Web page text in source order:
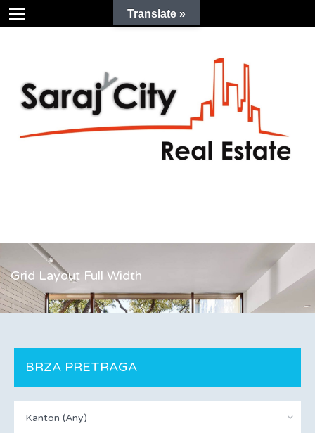
Grid Layout Full Width
BRZA PRETRAGA
Kanton (Any)
Translate »